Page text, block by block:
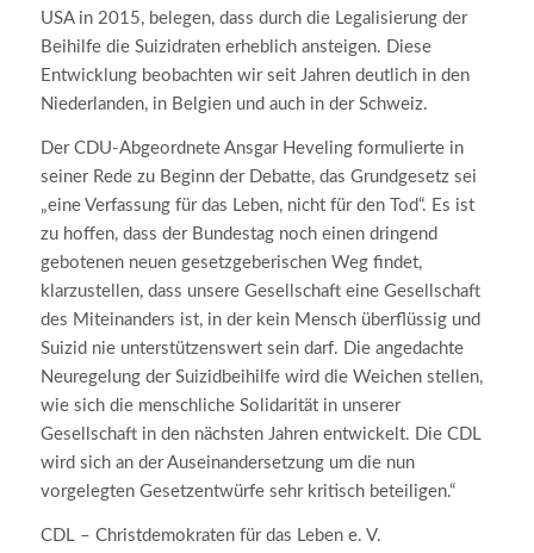
USA in 2015, belegen, dass durch die Legalisierung der
Beihilfe die Suizidraten erheblich ansteigen. Diese
Entwicklung beobachten wir seit Jahren deutlich in den
Niederlanden, in Belgien und auch in der Schweiz.
Der CDU-Abgeordnete Ansgar Heveling formulierte in
seiner Rede zu Beginn der Debatte, das Grundgesetz sei
„eine Verfassung für das Leben, nicht für den Tod“. Es ist
zu hoffen, dass der Bundestag noch einen dringend
gebotenen neuen gesetzgeberischen Weg findet,
klarzustellen, dass unsere Gesellschaft eine Gesellschaft
des Miteinanders ist, in der kein Mensch überflüssig und
Suizid nie unterstützenswert sein darf. Die angedachte
Neuregelung der Suizidbeihilfe wird die Weichen stellen,
wie sich die menschliche Solidarität in unserer
Gesellschaft in den nächsten Jahren entwickelt. Die CDL
wird sich an der Auseinandersetzung um die nun
vorgelegten Gesetzentwürfe sehr kritisch beteiligen.“
CDL – Christdemokraten für das Leben e. V.